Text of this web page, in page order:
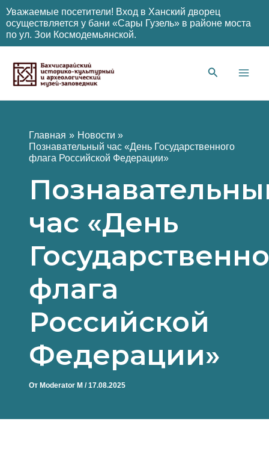
Уважаемые посетители! Вход в Ханский дворец
осуществляется у бани «Сары Гузель» в районе моста
по ул. Зои Космодемьянской.
содержимому
Главная
Новости
Познавательный час «День Государственного
флага Российской Федерации»
час «День
флага
Российской
Федерации»
От Moderator M /17.08.2025